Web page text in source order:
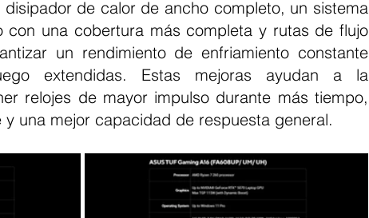
con una cobertura más completa y rutas de flujo
un rendimiento de enfriamiento constante
extendidas. Estas mejoras ayudan a la
relojes de mayor impulso durante más tiempo,
una mejor capacidad de respuesta general.